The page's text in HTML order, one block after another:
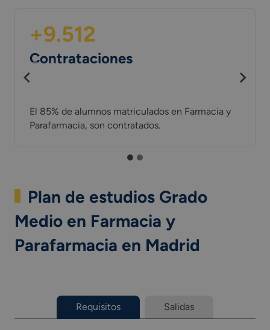
+9.512
Contrataciones
El 85% de alumnos matriculados en Farmacia y
Parafarmacia, son contratados.
Plan de estudios Grado
Medio en Farmacia y
Parafarmacia en Madrid
Requisitos Salidas